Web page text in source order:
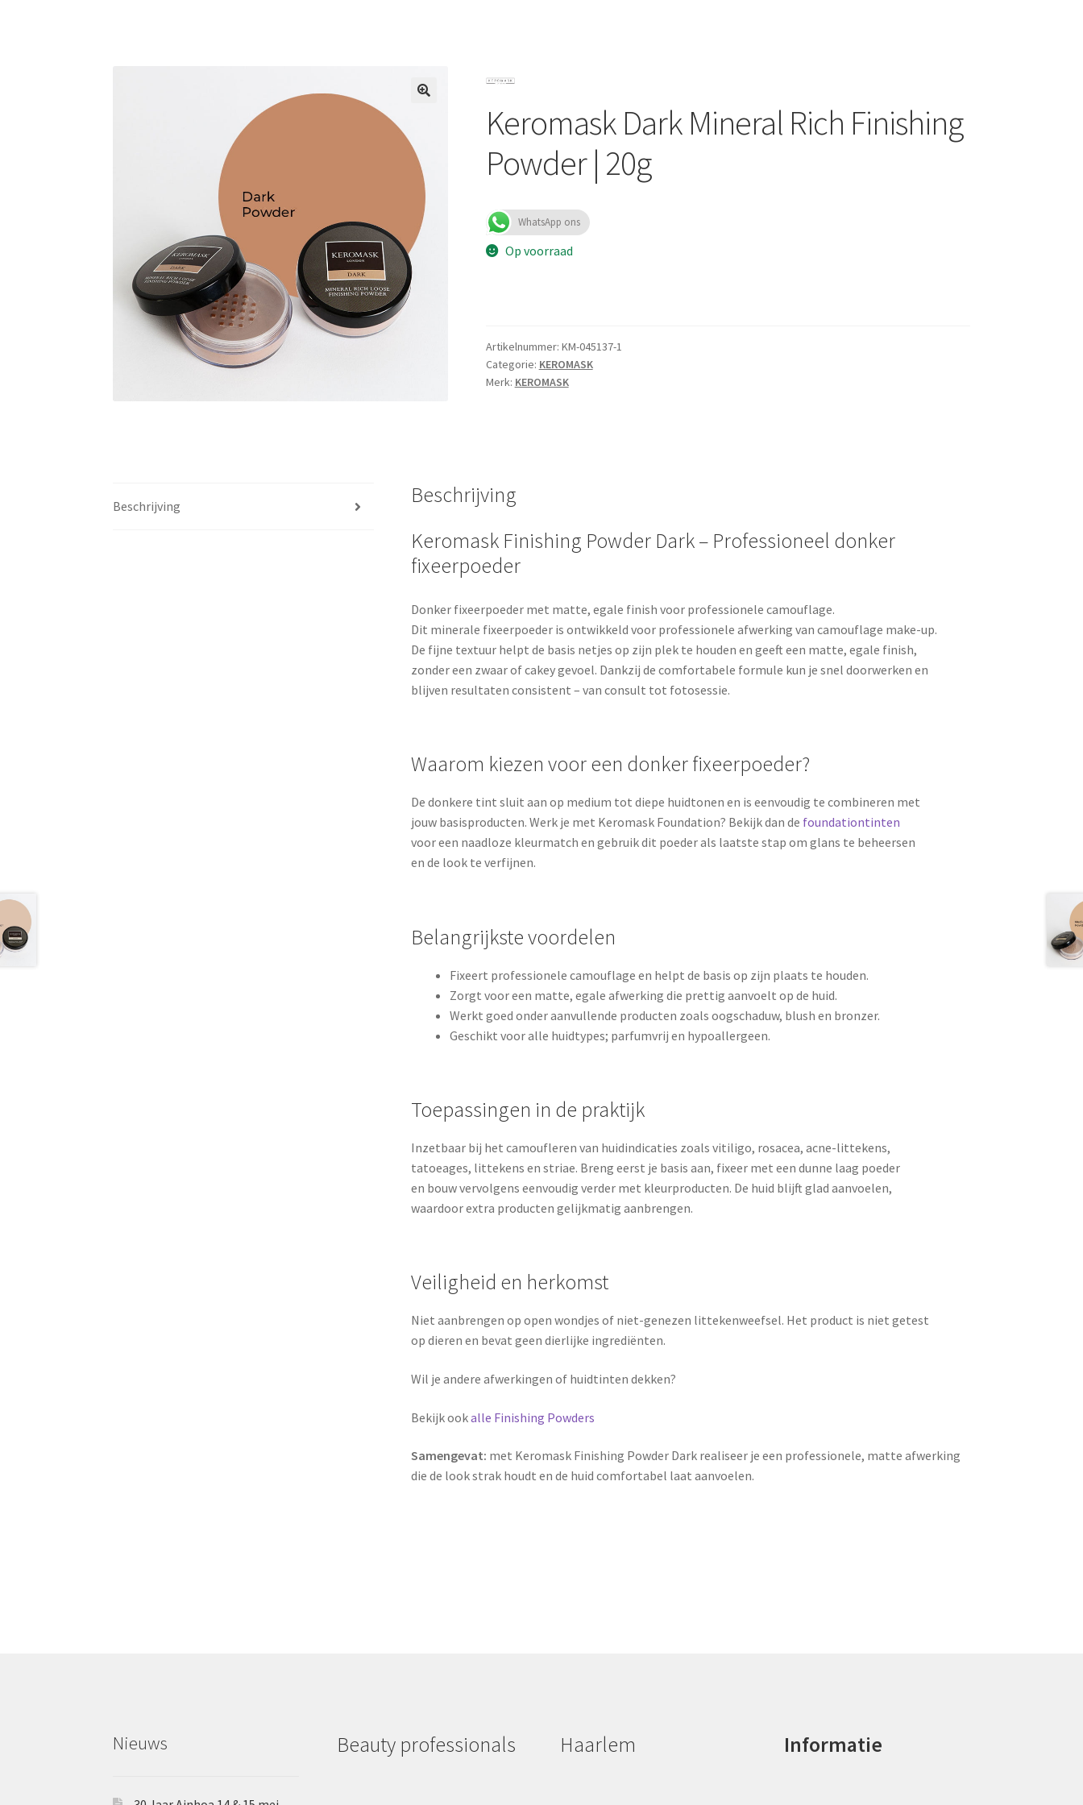
Keromask Dark Mineral Rich Finishing
Powder | 20g
WhatsApp ons
Op voorraad
Artikelnummer: KM-045137-1
Categorie: KEROMASK
Merk: KEROMASK
Beschrijving
Beschrijving
Keromask Finishing Powder Dark – Professioneel donker
fixeerpoeder
Donker fixeerpoeder met matte, egale finish voor professionele camouflage.
Dit minerale fixeerpoeder is ontwikkeld voor professionele afwerking van camouflage make-up.
De fijne textuur helpt de basis netjes op zijn plek te houden en geeft een matte, egale finish,
zonder een zwaar of cakey gevoel. Dankzij de comfortabele formule kun je snel doorwerken en
blijven resultaten consistent – van consult tot fotosessie.
Waarom kiezen voor een donker fixeerpoeder?
De donkere tint sluit aan op medium tot diepe huidtonen en is eenvoudig te combineren met
jouw basisproducten. Werk je met Keromask Foundation? Bekijk dan de foundationtinten
voor een naadloze kleurmatch en gebruik dit poeder als laatste stap om glans te beheersen
en de look te verfijnen.
Belangrijkste voordelen
Fixeert professionele camouflage en helpt de basis op zijn plaats te houden.
Zorgt voor een matte, egale afwerking die prettig aanvoelt op de huid.
Werkt goed onder aanvullende producten zoals oogschaduw, blush en bronzer.
Geschikt voor alle huidtypes; parfumvrij en hypoallergeen.
Toepassingen in de praktijk
Inzetbaar bij het camoufleren van huidindicaties zoals vitiligo, rosacea, acne-littekens,
tatoeages, littekens en striae. Breng eerst je basis aan, fixeer met een dunne laag poeder
en bouw vervolgens eenvoudig verder met kleurproducten. De huid blijft glad aanvoelen,
waardoor extra producten gelijkmatig aanbrengen.
Veiligheid en herkomst
Niet aanbrengen op open wondjes of niet-genezen littekenweefsel. Het product is niet getest
op dieren en bevat geen dierlijke ingrediënten.
Wil je andere afwerkingen of huidtinten dekken?
Bekijk ookalle Finishing Powders
Samengevat: met Keromask Finishing Powder Dark realiseer je een professionele, matte afwerking
die de look strak houdt en de huid comfortabel laat aanvoelen.
Nieuws Beauty professionals Haarlem Informatie